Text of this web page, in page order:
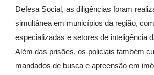
Defesa Social, as diligências foram
simultânea em municípios da região,
especializadas e setores de inteligência
Além das prisões, os policiais também
mandados de busca e apreensão em